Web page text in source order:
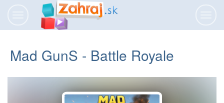
navigáciu
Mad GunS - Battle Royale